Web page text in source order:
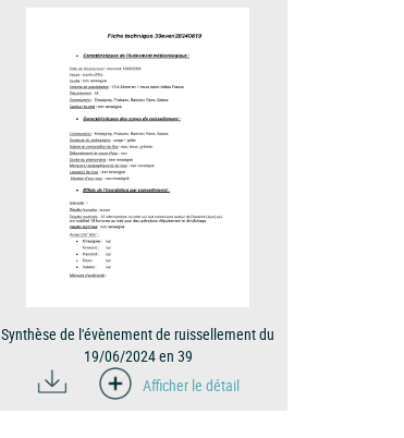
Synthèse de l'évènement de ruissellement du
19/06/2024 en 39
Afficher le détail